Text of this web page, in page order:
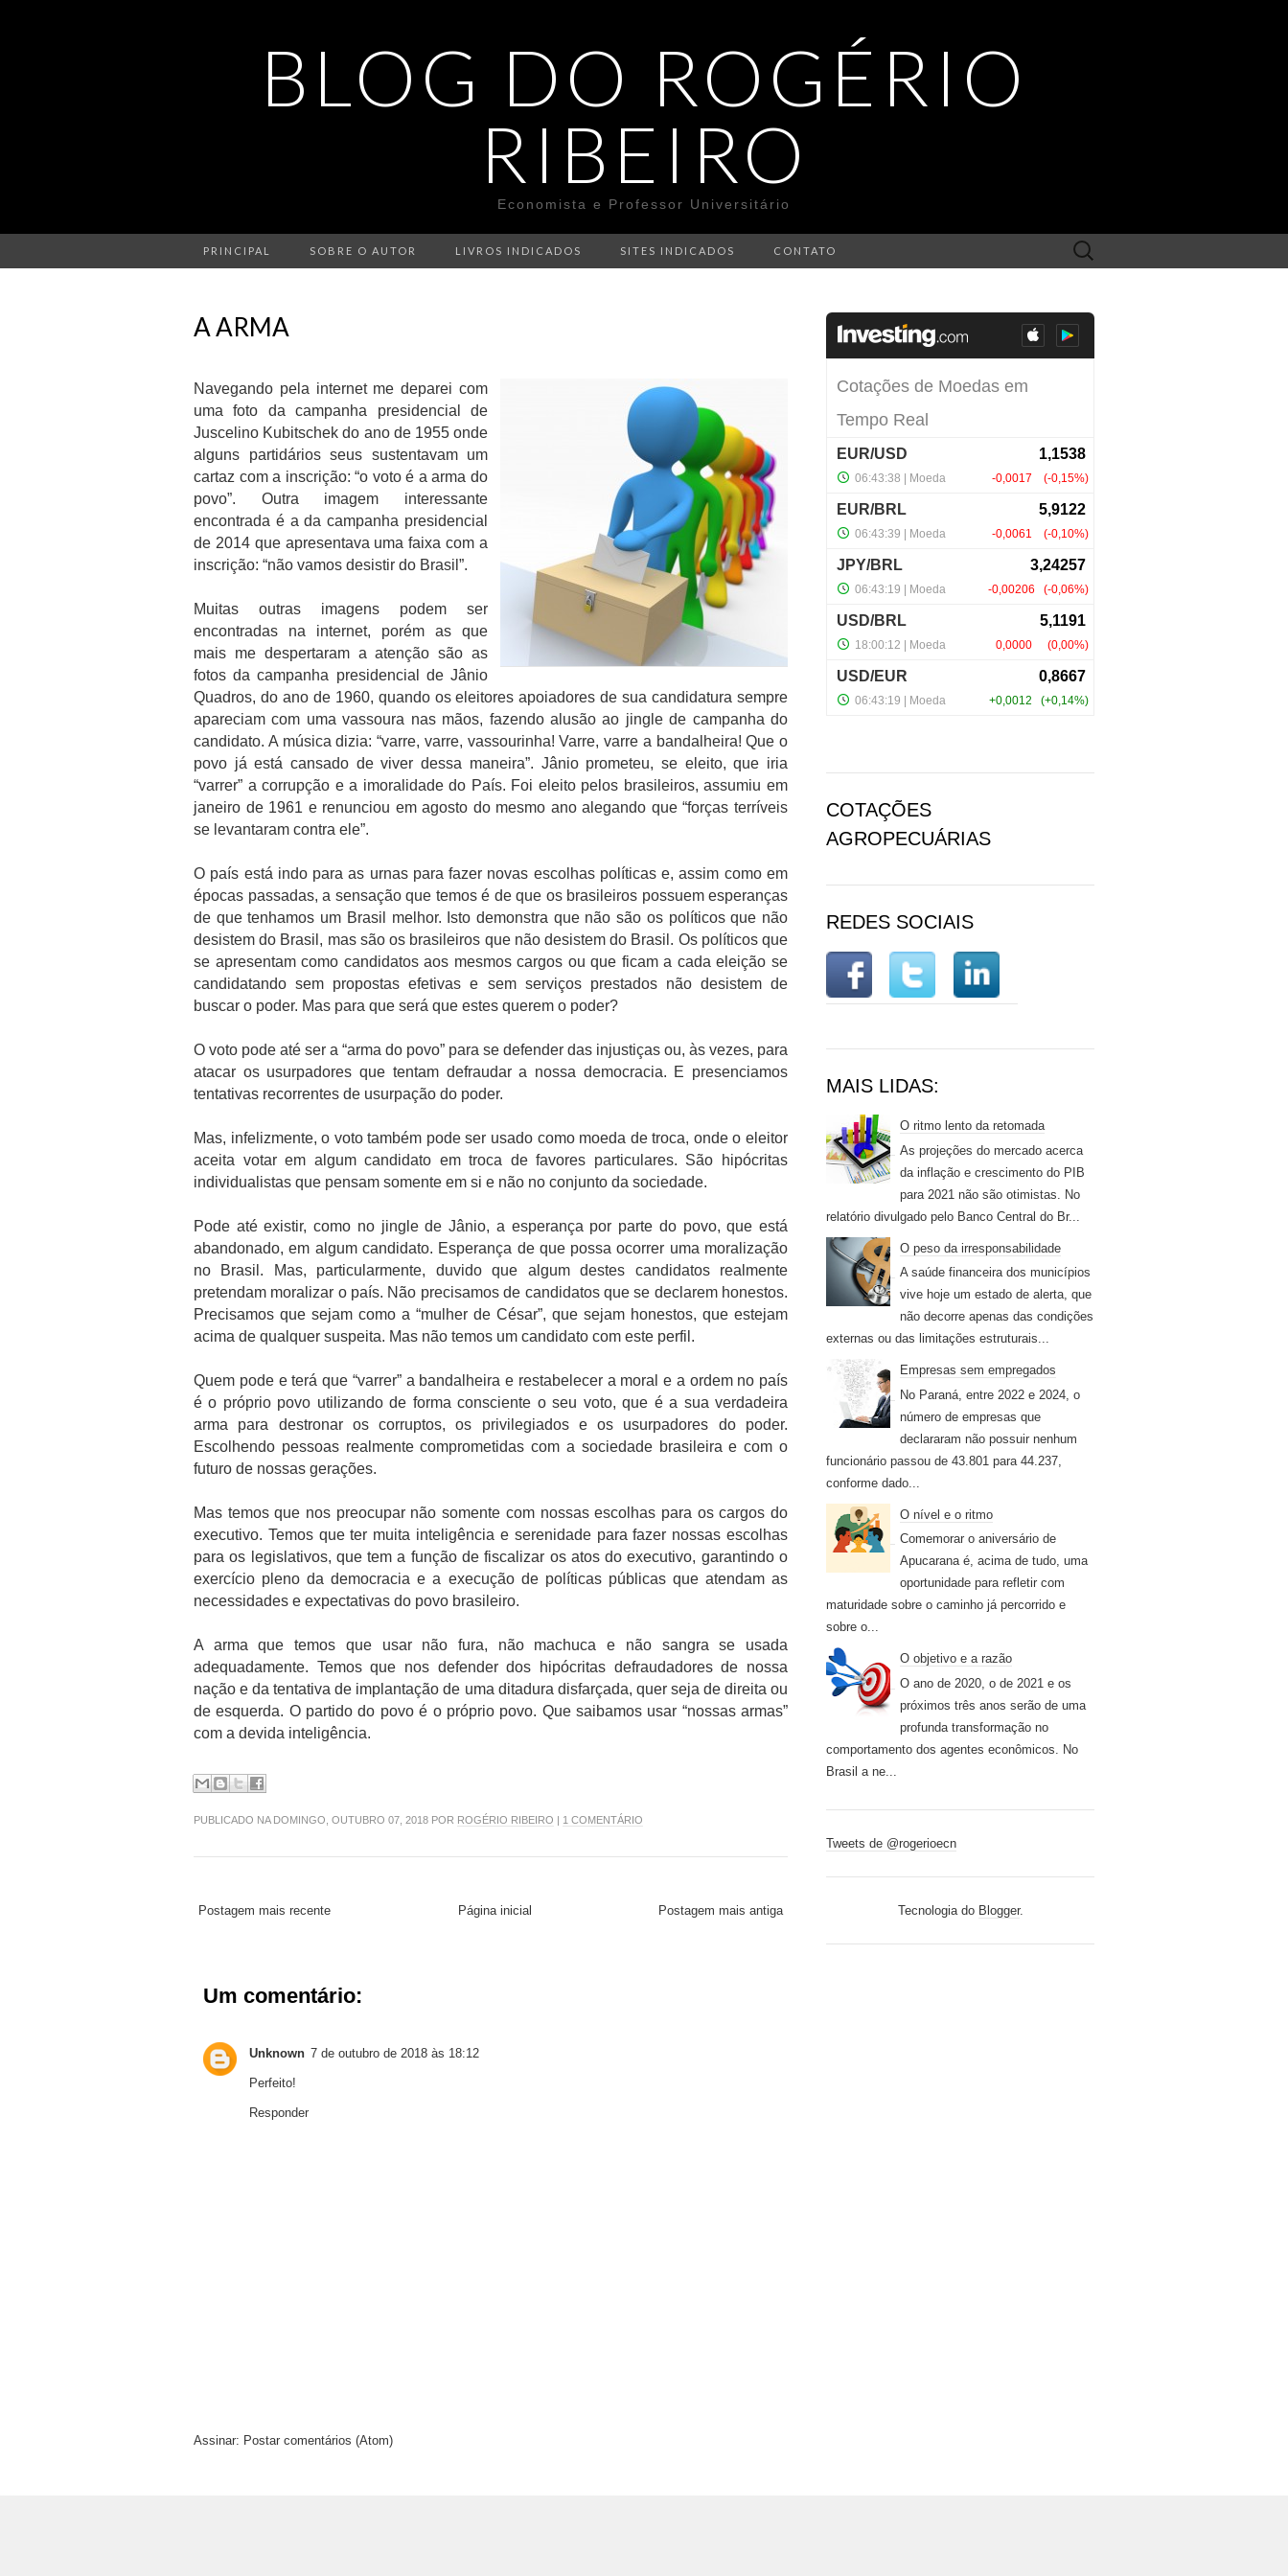
BLOG DO ROGÉRIO
RIBEIRO
Economista e Professor Universitário
PRINCIPAL SOBRE O AUTOR LIVROS INDICADOS SITES INDICADOS CONTATO
Search
for:
A ARMA
Navegando pela internet me deparei com
uma foto da campanha presidencial de
Juscelino Kubitschek do ano de 1955 onde
alguns partidários seus sustentavam um
cartaz com a inscrição: “o voto é a arma do
povo”. Outra imagem interessante
encontrada é a da campanha presidencial
de 2014 que apresentava uma faixa com a
inscrição: “não vamos desistir do Brasil”.
Muitas outras imagens podem ser
encontradas na internet, porém as que
mais me despertaram a atenção são as
fotos da campanha presidencial de Jânio
Quadros, do ano de 1960, quando os eleitores apoiadores de sua candidatura sempre
apareciam com uma vassoura nas mãos, fazendo alusão ao jingle de campanha do
candidato. A música dizia: “varre, varre, vassourinha! Varre, varre a bandalheira! Que o
povo já está cansado de viver dessa maneira”. Jânio prometeu, se eleito, que iria
“varrer” a corrupção e a imoralidade do País. Foi eleito pelos brasileiros, assumiu em
janeiro de 1961 e renunciou em agosto do mesmo ano alegando que “forças terríveis
se levantaram contra ele”.
O país está indo para as urnas para fazer novas escolhas políticas e, assim como em
épocas passadas, a sensação que temos é de que os brasileiros possuem esperanças
de que tenhamos um Brasil melhor. Isto demonstra que não são os políticos que não
desistem do Brasil, mas são os brasileiros que não desistem do Brasil. Os políticos que
se apresentam como candidatos aos mesmos cargos ou que ficam a cada eleição se
candidatando sem propostas efetivas e sem serviços prestados não desistem de
buscar o poder. Mas para que será que estes querem o poder?
O voto pode até ser a “arma do povo” para se defender das injustiças ou, às vezes, para
atacar os usurpadores que tentam defraudar a nossa democracia. E presenciamos
tentativas recorrentes de usurpação do poder.
Mas, infelizmente, o voto também pode ser usado como moeda de troca, onde o eleitor
aceita votar em algum candidato em troca de favores particulares. São hipócritas
individualistas que pensam somente em si e não no conjunto da sociedade.
Pode até existir, como no jingle de Jânio, a esperança por parte do povo, que está
abandonado, em algum candidato. Esperança de que possa ocorrer uma moralização
no Brasil. Mas, particularmente, duvido que algum destes candidatos realmente
pretendam moralizar o país. Não precisamos de candidatos que se declarem honestos.
Precisamos que sejam como a “mulher de César”, que sejam honestos, que estejam
acima de qualquer suspeita. Mas não temos um candidato com este perfil.
Quem pode e terá que “varrer” a bandalheira e restabelecer a moral e a ordem no país
é o próprio povo utilizando de forma consciente o seu voto, que é a sua verdadeira
arma para destronar os corruptos, os privilegiados e os usurpadores do poder.
Escolhendo pessoas realmente comprometidas com a sociedade brasileira e com o
futuro de nossas gerações.
Mas temos que nos preocupar não somente com nossas escolhas para os cargos do
executivo. Temos que ter muita inteligência e serenidade para fazer nossas escolhas
para os legislativos, que tem a função de fiscalizar os atos do executivo, garantindo o
exercício pleno da democracia e a execução de políticas públicas que atendam as
necessidades e expectativas do povo brasileiro.
A arma que temos que usar não fura, não machuca e não sangra se usada
adequadamente. Temos que nos defender dos hipócritas defraudadores de nossa
nação e da tentativa de implantação de uma ditadura disfarçada, quer seja de direita ou
de esquerda. O partido do povo é o próprio povo. Que saibamos usar “nossas armas”
com a devida inteligência.
PUBLICADO NA DOMINGO, OUTUBRO 07, 2018 POR ROGÉRIO RIBEIRO | 1 COMENTÁRIO
Postagem mais recente Postagem mais antiga
Página inicial
Um comentário:
Unknown 7 de outubro de 2018 às 18:12
Perfeito!
Responder
Assinar: Postar comentários (Atom)
COTAÇÕES
AGROPECUÁRIAS
REDES SOCIAIS
MAIS LIDAS:
O ritmo lento da retomada
As projeções do mercado acerca
da inflação e crescimento do PIB
para 2021 não são otimistas. No
relatório divulgado pelo Banco Central do Br...
O peso da irresponsabilidade
A saúde financeira dos municípios
vive hoje um estado de alerta, que
não decorre apenas das condições
externas ou das limitações estruturais...
Empresas sem empregados
No Paraná, entre 2022 e 2024, o
número de empresas que
declararam não possuir nenhum
funcionário passou de 43.801 para 44.237,
conforme dado...
O nível e o ritmo
Comemorar o aniversário de
Apucarana é, acima de tudo, uma
oportunidade para refletir com
maturidade sobre o caminho já percorrido e
sobre o...
O objetivo e a razão
O ano de 2020, o de 2021 e os
próximos três anos serão de uma
profunda transformação no
comportamento dos agentes econômicos. No
Brasil a ne...
Tweets de @rogerioecn
Tecnologia do Blogger.